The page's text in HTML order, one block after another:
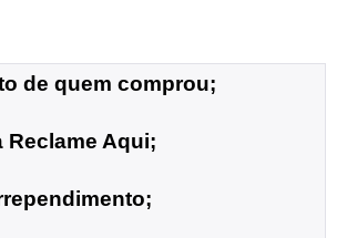
de quem comprou;
Reclame Aqui;